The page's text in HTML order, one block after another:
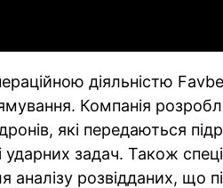
діяльністю
Компанія
які передаються
ударних задач. Також
аналізу розвідданих, що